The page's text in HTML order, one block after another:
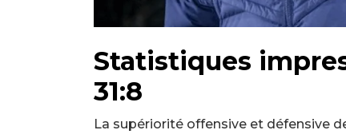
Statistiques
31:8
La supériorité offensive et défensive